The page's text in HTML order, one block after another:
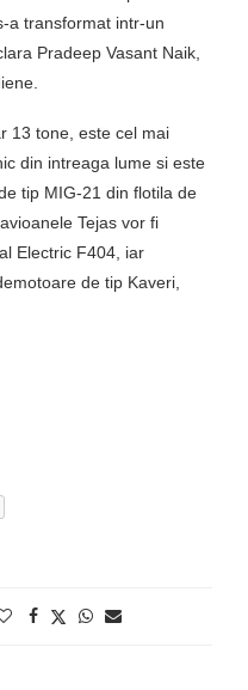
a transformat intr-un
Pradeep Vasant Naik,
13 tone, este cel mai
din intreaga lume si este
tip MIG-21 din flotila de
Tejas vor fi
Electric F404, iar
de tip Kaveri,